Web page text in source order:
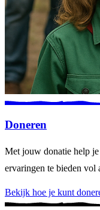
Doneren
Met jouw donatie help
ervaringen te bieden
Bekijk hoe je kunt